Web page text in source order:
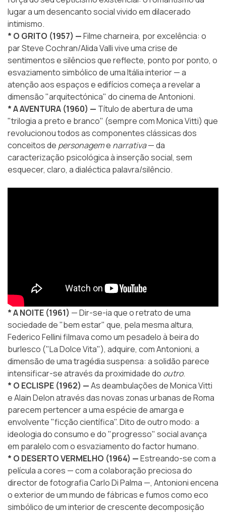
lugar a um desencanto social vivido em dilacerado
intimismo.
* O GRITO (1957) —Filme charneira, por excelência: o
par Steve Cochran/Alida Valli vive uma crise de
sentimentos e silêncios que reflecte, ponto por ponto, o
esvaziamento simbólico de uma Itália interior — a
atenção aos espaços e edifícios começa a revelar a
dimensão "arquitectónica" do cinema de Antonioni.
* A AVENTURA (1960) — Título de abertura de uma
"trilogia a preto e branco" (sempre com Monica Vitti) que
revolucionou todos as componentes clássicas dos
conceitos de personageme narrativa— da
caracterização psicológica à inserção social, sem
esquecer, claro, a dialéctica palavra/silêncio.
* A NOITE (1961) — Dir-se-ia que o retrato de uma
sociedade de "bem estar" que, pela mesma altura,
Federico Fellini filmava como um pesadelo à beira do
burlesco ("La Dolce Vita"), adquire, com Antonioni, a
dimensão de uma tragédia suspensa: a solidão parece
intensificar-se através da proximidade do outro.
* O ECLISPE (1962) —As deambulações de Monica Vitti
e Alain Delon através das novas zonas urbanas de Roma
parecem pertencer a uma espécie de amarga e
envolvente "ficção científica". Dito de outro modo: a
ideologia do consumo e do "progresso" social avança
em paralelo com o esvaziamento do factor humano.
* O DESERTO VERMELHO (1964) —Estreando-se com a
película a cores — com a colaboração preciosa do
director de fotografia Carlo Di Palma —, Antonioni encena
o exterior de um mundo de fábricas e fumos como eco
simbólico de um interior de crescente decomposição